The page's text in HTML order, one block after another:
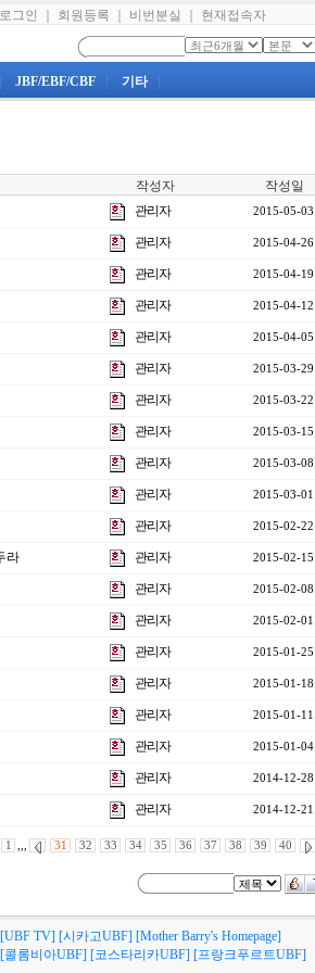
로그인 회원등록 비번분실 현재접속자
JBF/EBF/CBF 기타
작성자 작성일
관리자 2015-05-03
관리자 2015-04-26
관리자 2015-04-19
관리자 2015-04-12
관리자 2015-04-05
관리자 2015-03-29
관리자 2015-03-22
관리자 2015-03-15
관리자 2015-03-08
관리자 2015-03-01
관리자 2015-02-22
라 관리자 2015-02-15
관리자 2015-02-08
관리자 2015-02-01
관리자 2015-01-25
관리자 2015-01-18
관리자 2015-01-11
관리자 2015-01-04
관리자 2014-12-28
관리자 2014-12-21
1 ,,, 31 32 33 34 35 36 37 38 39 40
[UBF TV] [시카고UBF] [Mother Barry's Homepage]
[콜롬비아UBF] [코스타리카UBF] [프랑크푸르트UBF]